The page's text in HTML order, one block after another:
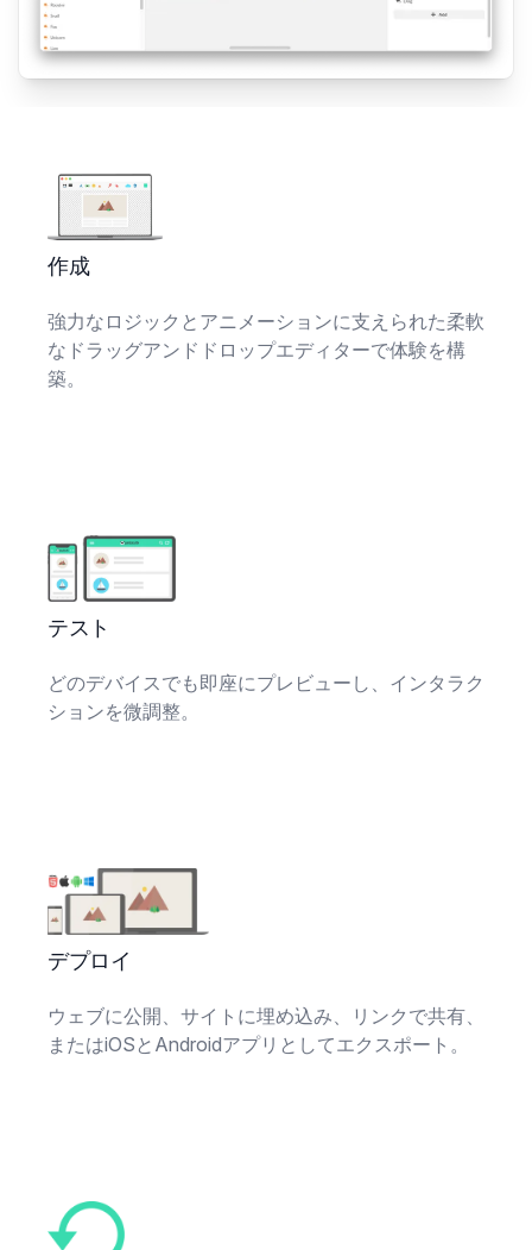
作成
強力なロジックとアニメーションに支えられた柔軟
なドラッグアンドドロップエディターで体験を構
築。
テスト
どのデバイスでも即座にプレビューし、インタラク
ションを微調整。
デプロイ
ウェブに公開、サイトに埋め込み、リンクで共有、
またはiOSとAndroidアプリとしてエクスポート。